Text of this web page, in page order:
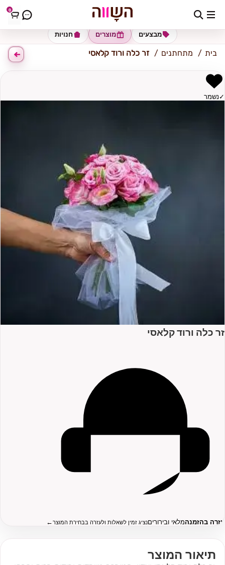
0 כתובת למשלוח הזינו כתובת
חנויות מוצרים מבצעים
בית מתחתנים זר כלה ורוד קלאסי
✓ נשמר
זר כלה ורוד קלאסי
עזרה בהזמנהמלאי ובירוריםנציג זמין לשאלות ולעזרה בבחירת המוצר←
תיאור המוצר